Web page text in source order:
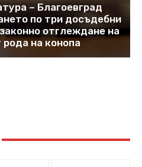
– Благоевград
по три досъдебни
отглеждане на
рода на конопа